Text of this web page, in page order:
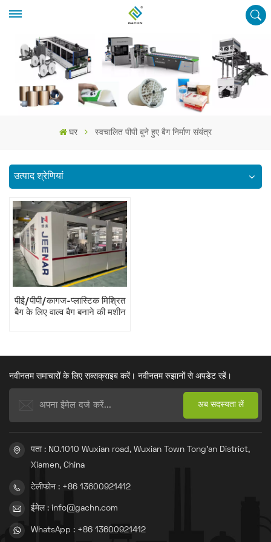
घर स्वचालित पीपी बुने हुए बैग निर्माण संयंत्र
उत्पाद श्रेणियां
पीई/पीपी/कागज-प्लास्टिक मिश्रित
बैग के लिए वाल्व बैग बनाने की मशीन
नवीनतम समाचारों के लिए सब्सक्राइब करें। नवीनतम रुझानों से अपडेट रहें।
पता : NO.1010 Wuxian road, Wuxian Town Tong'an District,
Xiamen, China
टेलीफोन : +86 13600921412
ईमेल : info@gachn.com
WhatsApp : +86 13600921412